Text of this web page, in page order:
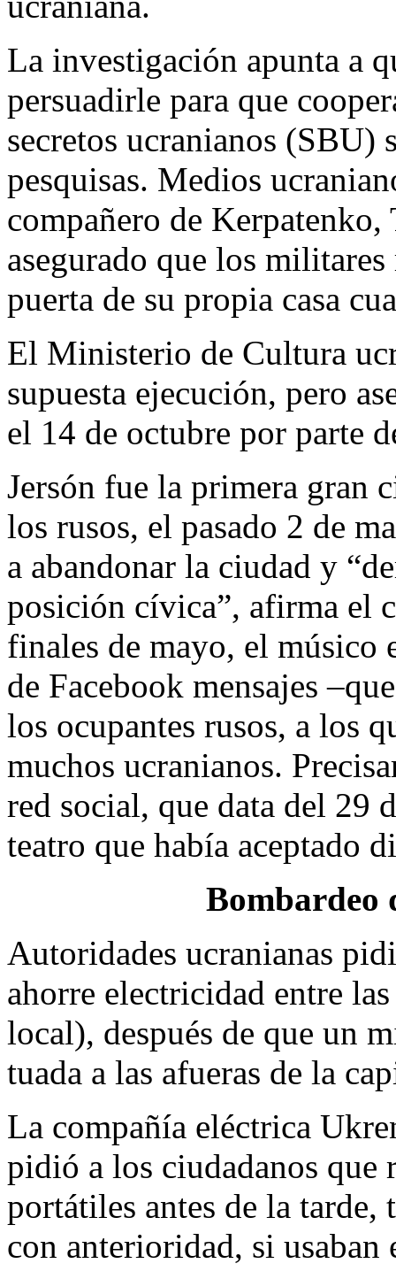
La investigación apunta a
persuadirle para que
secretos ucranianos (SBU)
pesquisas. Medios
compañero de
asegurado que los
puerta de su propia casa
El Ministerio de Cultura
supuesta ejecución, pero
el 14 de octubre por parte
Jersón fue la primera gran
los rusos, el pasado 2 de
a abandonar la ciudad y
posición cívica”, afirma el
finales de mayo, el músico
de Facebook mensajes
los ocupantes rusos, a los
muchos ucranianos.
red social, que data del 29
teatro que había aceptado
Bombardeo
Autoridades ucranianas
ahorre electricidad entre
local), después de que un
tuada a las afueras de la
La compañía eléctrica
pidió a los ciudadanos que
portátiles antes de la tarde,
con anterioridad, si usaban